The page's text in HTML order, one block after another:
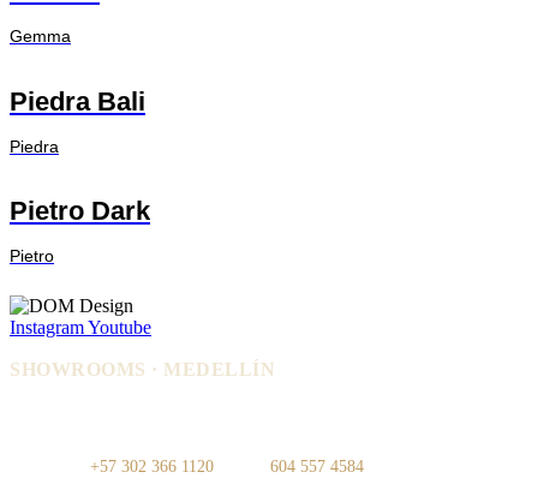
Gemma
Piedra Bali
Piedra
Pietro Dark
Pietro
InstagramYoutube
SHOWROOMS · MEDELLÍN
+57 302 366 1120 604 557 4584